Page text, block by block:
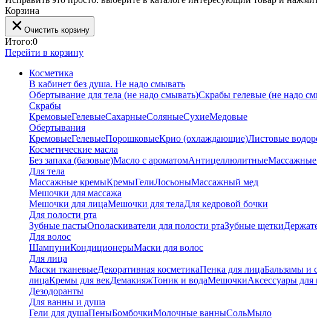
Корзина
Очистить корзину
Итого:0
Перейти в корзину
Косметика
В кабинет без душа. Не надо смывать
Обертывание для тела (не надо смывать)Скрабы гелевые (не надо
Скрабы
КремовыеГелевыеСахарныеСоляныеСухиеМедовые
Обертывания
КремовыеГелевыеПорошковыеКрио (охлаждающие)Листовые
Косметические масла
Без запаха (базовые)Масло с ароматомАнтицеллюлитныеМассажные
Для тела
Массажные кремыКремыГелиЛосьоныМассажный мед
Мешочки для массажа
Мешочки для лицаМешочки для телаДля кедровой бочки
Для полости рта
Зубные пастыОполаскиватели для полости ртаЗубные щетки
Для волос
ШампуниКондиционерыМаски для волос
Для лица
Маски тканевыеДекоративная косметикаПенка для лицаБальзамы и
лицаКремы для векДемакияжТоник и водаМешочкиАксессуары для
Дезодоранты
Для ванны и душа
Гели для душаПеныБомбочкиМолочные ванныСольМыло